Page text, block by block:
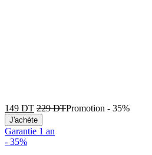
149 DT 229DTPromotion - 35%
J'achète
Garantie 1 an
- 35%